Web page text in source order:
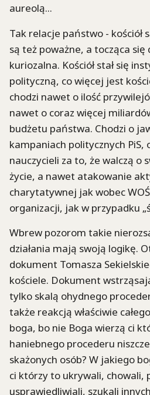
aureolą...
Tak relacje państwo - kościół
są też poważne, a tocząca się
kuriozalna. Kościół stał się
polityczną, co więcej jest
chodzi nawet o ilość
nawet o coraz więcej
budżetu państwa. Chodzi o
kampaniach politycznych PiS,
nauczycieli za to, że walczą o
życie, a nawet atakowanie
charytatywnej jak wobec
organizacji, jak w przypadku
Wbrew pozorom takie
działania mają swoją logikę.
dokument Tomasza
kościele. Dokument
tylko skalą ohydnego
także reakcją właściwie
boga, bo nie Boga wierzą ci
haniebnego procederu
skażonych osób? W jakiego
ci którzy to ukrywali, chowali,
usprawiedliwiali, szukali